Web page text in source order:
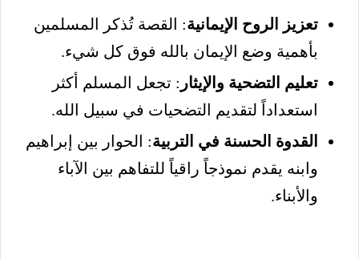
تعزيز الروح الإيمانية: القصة تُذكر المسلمين
بأهمية وضع الإيمان بالله فوق كل شيء.
تعليم التضحية والإيثار : تجعل المسلم أكثر
استعداداً لتقديم التضحيات في سبيل الله.
القدوة الحسنة في التربية: الحوار بين إبراهيم
وابنه يقدم نموذجاً راقياً للتفاهم بين الآباء
والأبناء.